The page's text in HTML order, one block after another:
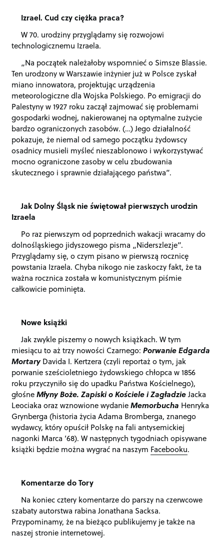
Izrael. Cud czy ciężka praca?
W 70. urodziny przyglądamy się rozwojowi
technologicznemu Izraela.
„Na początek należałoby wspomnieć o Simsze Blassie.
Ten urodzony w Warszawie inżynier już w Polsce zyskał
miano innowatora, projektując urządzenia
meteorologiczne dla Wojska Polskiego. Po emigracji do
Palestyny w 1927 roku zaczął zajmować się problemami
gospodarki wodnej, nakierowanej na optymalne zużycie
bardzo ograniczonych zasobów. (…) Jego działalność
pokazuje, że niemal od samego początku żydowscy
osadnicy musieli myśleć nieszablonowo i wykorzystywać
mocno ograniczone zasoby w celu zbudowania
skutecznego i sprawnie działającego państwa”.
Jak Dolny Śląsk nie świętował pierwszych urodzin
Izraela
Po raz pierwszym od poprzednich wakacji wracamy do
dolnośląskiego jidyszowego pisma „Niderszlezje”.
Przyglądamy się, o czym pisano w pierwszą rocznicę
powstania Izraela. Chyba nikogo nie zaskoczy fakt, że ta
ważna rocznica została w komunistycznym piśmie
całkowicie pominięta.
Nowe książki
Jak zwykle piszemy o nowych książkach. W tym
miesiącu to aż trzy nowości Czarnego:Porwanie Edgarda
MortaryDavida I. Kertzera (czyli reportaż o tym, jak
porwanie sześcioletniego żydowskiego chłopca w 1856
roku przyczyniło się do upadku Państwa Kościelnego),
głośneMłyny Boże. Zapiski o Kościele i ZagładzieJacka
Leociaka oraz wznowione wydanieMemorbucha Henryka
Grynberga (historia życia Adama Bromberga, znanego
wydawcy, który opuścił Polskę na fali antysemickiej
nagonki Marca ‘68). W następnych tygodniach opisywane
książki będzie można wygrać na naszym Facebooku.
Komentarze do Tory
Na koniec cztery komentarze do parszy na czerwcowe
szabaty autorstwa rabina Jonathana Sacksa.
Przypominamy, że na bieżąco publikujemy je także na
naszej stronie internetowej.